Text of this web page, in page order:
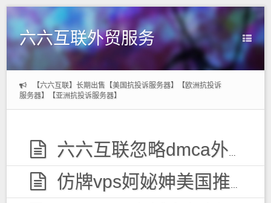
六六互联外贸服务
【六六互联】长期出售【美国抗投诉服务器】【欧洲抗投诉
服务器】【亚洲抗投诉服务器】
六六互联忽略dmca外贸服务器，无视投诉
仿牌vps妸妼妽美国推荐空间主机,防投诉国外欧洲荷兰仿牌服务器外贸抗投诉vps主机空间